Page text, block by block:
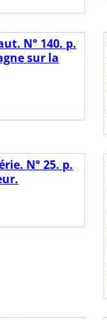
N° 140. p.
sur la
N° 25. p.